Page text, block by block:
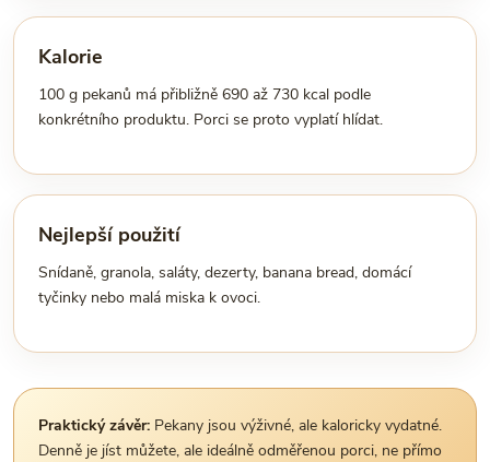
Kalorie
100 g pekanů má přibližně 690 až 730 kcal podle
konkrétního produktu. Porci se proto vyplatí hlídat.
Nejlepší použití
Snídaně, granola, saláty, dezerty, banana bread, domácí
tyčinky nebo malá miska k ovoci.
Praktický závěr: Pekany jsou výživné, ale kaloricky vydatné.
Denně je jíst můžete, ale ideálně odměřenou porci, ne přímo